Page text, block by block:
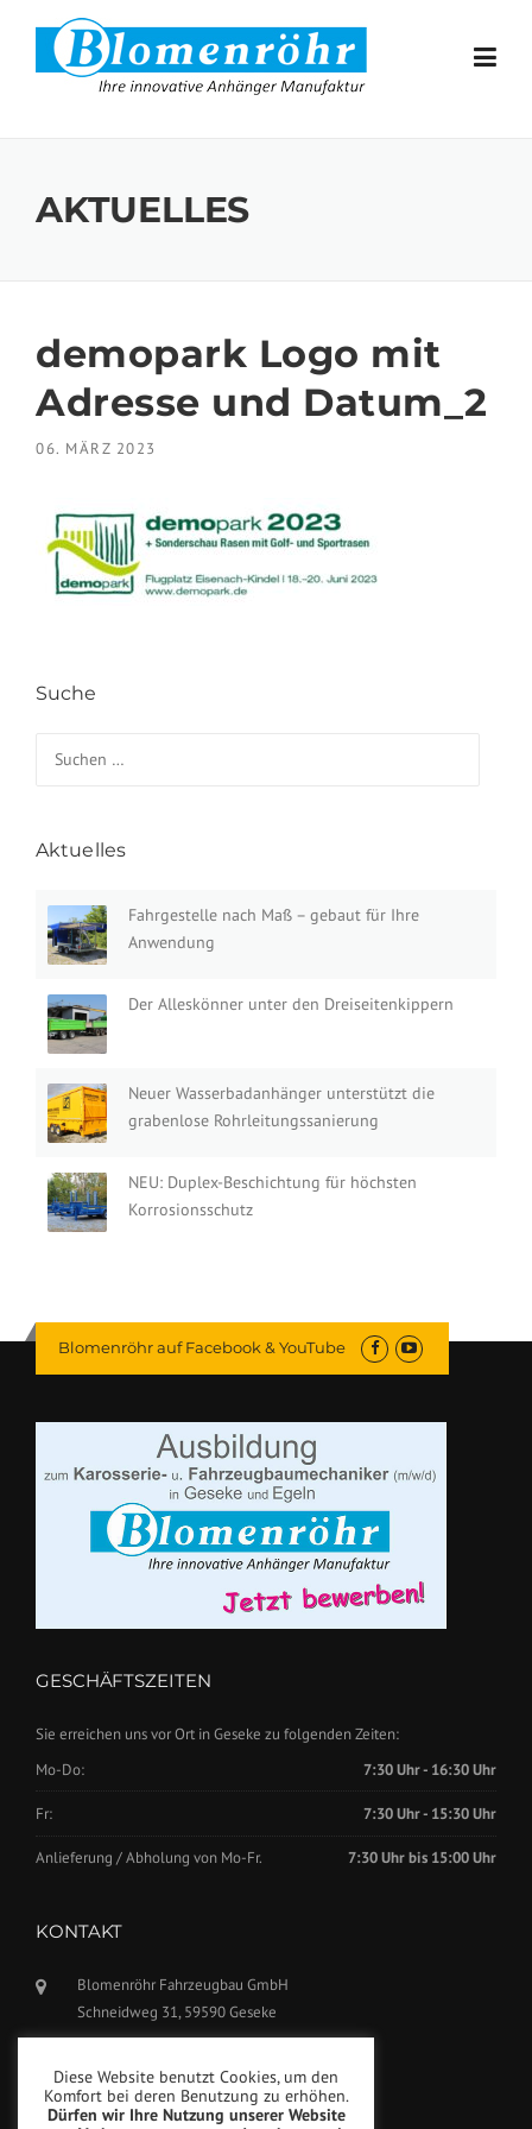
Skip to content
AKTUELLES
demopark Logo mit
Adresse und Datum_2
06. MÄRZ 2023
Suche
Aktuelles
Fahrgestelle nach Maß – gebaut für Ihre
Anwendung
Der Alleskönner unter den Dreiseitenkippern
Neuer Wasserbadanhänger unterstützt die
grabenlose Rohrleitungssanierung
NEU: Duplex-Beschichtung für höchsten
Korrosionsschutz
Blomenröhr auf Facebook & YouTube
GESCHÄFTSZEITEN
Sie erreichen uns vor Ort in Geseke zu folgenden Zeiten:
Mo-Do:
7:30 Uhr - 16:30 Uhr
Fr: 7:30 Uhr - 15:30 Uhr
Anlieferung / Abholung von Mo-Fr. 7:30 Uhr bis 15:00 Uhr
KONTAKT
Blomenröhr Fahrzeugbau GmbH
Schneidweg 31, 59590 Geseke
Fax: +49(0)2942-5799777
Diese Website benutzt Cookies, um den
Komfort bei deren Benutzung zu erhöhen.
Dürfen wir Ihre Nutzung unserer Website